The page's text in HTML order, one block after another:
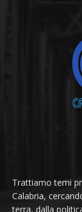
Trattiamo temi
Calabria,
terra, dalla